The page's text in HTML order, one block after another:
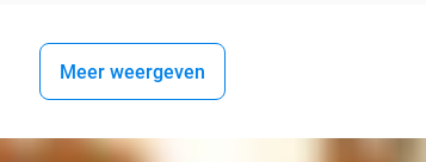
Meer weergeven